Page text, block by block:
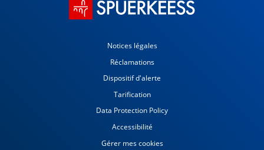
Notices légales
Réclamations
Dispositif d'alerte
Tarification
Data Protection Policy
Accessibilité
Gérer mes cookies